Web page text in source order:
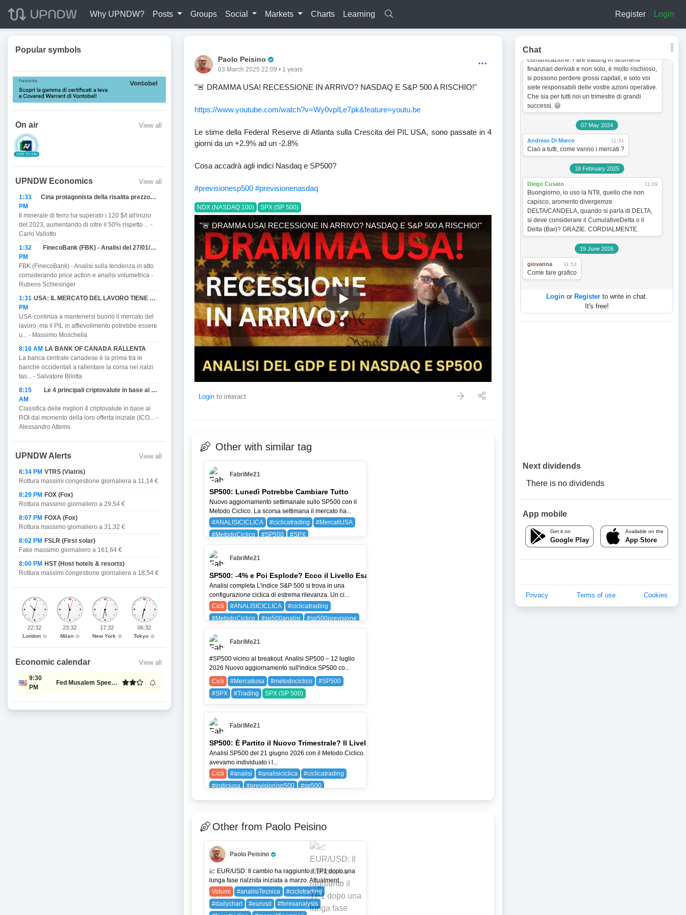
Why UPNDW? Posts Groups Social Markets Charts Learning Register Login
Paolo Peisino
03 March 2025 22:09 • 1 years
"🚨 DRAMMA USA! RECESSIONE IN ARRIVO? NASDAQ E S&P 500 A RISCHIO!"
https://www.youtube.com/watch?v=Wy0vpILe7pk&feature=youtu.be
Le stime della Federal Reserve di Atlanta sulla Crescita del PIL USA, sono passate in 4
giorni da un +2.9% ad un -2.8%
Cosa accadrà agli indici Nasdaq e SP500?
#previsionesp500 #previsionenasdaq
NDX (NASDAQ 100) SPX (SP 500)
"🚨 DRAMMA USA! RECESSIONE IN ARRIVO? NASDAQ E S&P 500 A RISCHIO!"
"🚨 DRAMMA USA! RECESSIONE IN ARRIVO? NASDAQ E S&P 500 A RISCHIO!"
Login to interact
Other with similar tag
FabriMe21
SP500: Lunedì Potrebbe Cambiare Tutto
Nuovo aggiornamento settimanale sullo SP500 con il
Metodo Ciclico. La scorsa settimana il mercato ha...
#ANALISICICLICA
#ciclicatrading
#MercatiUSA
#MetodoCiclico
#SP500
#SPX
BAYG (BAYER AG)
SPX (SP 500)
FabriMe21
SP500: -4% e Poi Esplode? Ecco il Livello Esatto
Analisi completa L'indice S&P 500 si trova in una
configurazione ciclica di estrema rilevanza. Un ci...
Cicli
#ANALISICICLICA
#ciclicatrading
#MetodoCiclico
#sp500analisi
#sp500previsione
SPX (SP 500)
FabriMe21
#SP500 vicino al breakout. Analisi SP500 – 12 luglio
2026 Nuovo aggiornamento sull'indice SP500 co...
Cicli
#Mercatiusa #metodociclico
#SP500
#SPX
#Trading SPX (SP 500)
FabriMe21
SP500: È Partito il Nuovo Trimestrale? Il Livello 7390 Decide Tutto
Analisi SP500 del 21 giugno 2026 con il Metodo Ciclico. Nell'ultima analisi
avevamo individuato i l...
Cicli
#analisi #analisiciclica
#ciclicatrading
#indiciusa
#previsionisp500
#sp500
Other from Paolo Peisino
Paolo Peisino
Pro Trader
📈 EUR/USD: Il cambio ha raggiunto il TP1 dopo una
lunga fase rialzista iniziata a marzo. Attualment...
Volumi
#analisiTecnica
#ciclotrading
#dailychart
#eurusd
#forexanalysis
Popular symbols
On air View all
LIVE TV 24h
UPNDW Economics View all
1:33
PM
Cina protagonista della risalita prezzo del Ferro
Il minerale di ferro ha superato i 120 $/t all'inizio
del 2023, aumentando di oltre il 50% rispetto ... -
Carlo Vallotto
1:32
PM
FinecoBank (FBK) - Analisi del 27/01/2023
FBK (FinecoBank) - Analisi sulla tendenza in atto
considerando price action e analisi volumetrica -
Rubens Schlesinger
1:31
PM
USA: IL MERCATO DEL LAVORO TIENE MA PROMETTE DI AFFIEVOLIRSI CON IL PIL E MINACCIA RECESSIONE.
USA-continua a mantenersi buono il mercato del
lavoro, ma il PIL in affievolimento potrebbe essere
u... - Massimo Moschella
8:16 AM LA BANK OF CANADA RALLENTA
La banca centrale canadese è la prima tra le
banche occidentali a rallentare la corsa nei rialzi
tas... - Salvatore Bilotta
8:15
AM
Le 4 principali criptovalute in base al ROI.
Classifica delle migliori 4 criptovalute in base al
ROI dal momento della loro offerta iniziale (ICO... -
Alessandro Attems
UPNDW Alerts View all
8:34 PM VTRS (Viatris)
Rottura massimi congestione giornaliera a 11,14 €
8:29 PM FOX (Fox)
Rottura massimo giornaliero a 29,54 €
8:07 PM FOXA (Fox)
Rottura massimo giornaliero a 31,32 €
8:02 PM FSLR (First solar)
Fake massimo giornaliero a 161,64 €
8:00 PM HST (Host hotels & resorts)
Rottura massimi congestione giornaliera a 18,54 €
22:32
London
23:32
Milan
17:32
New York
06:32
Tokyo
Economic calendar View all
9:30
PM
Fed Musalem Speech
Chat
In quanto tale non vogliono incentivare in
cambiamento senza obbligo di preventiva
comunicazione. Fare trading in strumenti
finanziari derivati e non solo, è molto rischioso,
si possono perdere grossi capitali, e solo voi
siete responsabili delle vostre azioni operative.
Che sia per tutti noi un trimestre di grandi
successi. 😃
07 May 2024
Andreas Di Marco 11:31
Ciao a tutti, come vanno i mercati ?
18 February 2025
Diego Cusato 11:09
Buongiorno, io uso la NT8, quello che non
capisco, aromento divergemze
DELTA/CANDELA, quando si parla di DELTA,
si deve considerare il CumulativeDelta o il
Delta (Bar)? GRAZIE. CORDIALMENTE.
19 June 2026
giovanna 11:53
Come fare grafico
Loginor Registerto write in chat.
It's free!
Next dividends
There is no dividends
App mobile
Get it on
Google Play
Available on the
App Store
Privacy Terms of use Cookies